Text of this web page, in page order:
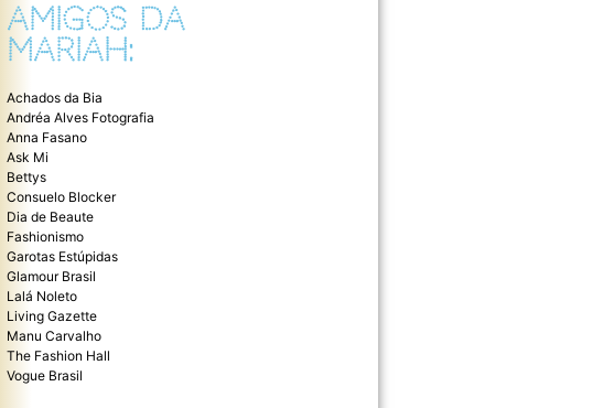
AMIGOS DA
MARIAH:
Achados da Bia
Andréa Alves Fotografia
Anna Fasano
Ask Mi
Bettys
Consuelo Blocker
Dia de Beaute
Fashionismo
Garotas Estúpidas
Glamour Brasil
Lalá Noleto
Living Gazette
Manu Carvalho
The Fashion Hall
Vogue Brasil